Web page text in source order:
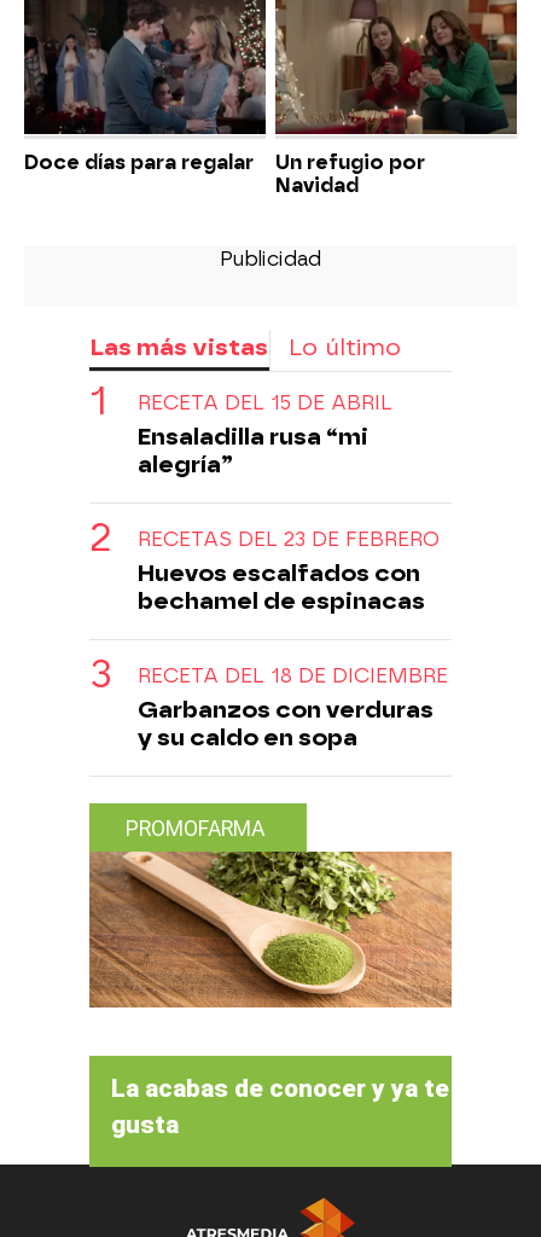
Doce días para regalar
Un refugio por
Navidad
Las más vistas Lo último
RECETA DEL 15 DE ABRIL
Ensaladilla rusa “mi
alegría”
RECETAS DEL 23 DE FEBRERO
Huevos escalfados con
bechamel de espinacas
RECETA DEL 18 DE DICIEMBRE
Garbanzos con verduras
y su caldo en sopa
PROMOFARMA
La acabas de conocer y ya te
gusta